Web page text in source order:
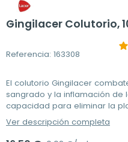
Gingilacer Colutorio,
Referencia: 163308
El colutorio Gingilacer
sangrado y la inflamación de
capacidad para eliminar la
Ver descripción completa